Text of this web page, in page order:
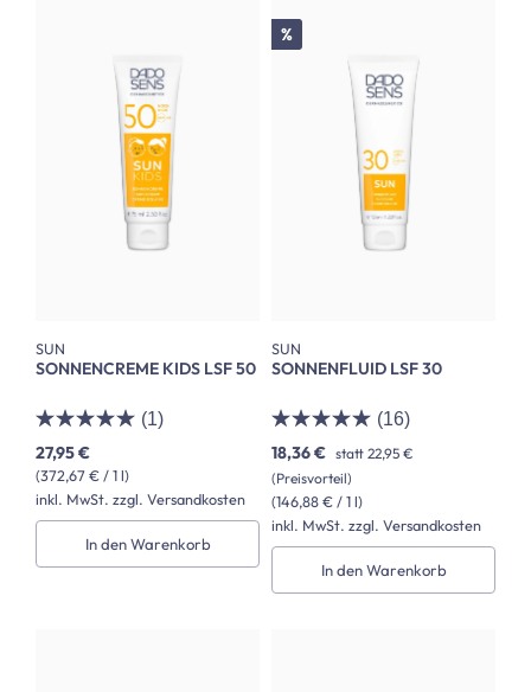
SUN
SONNENCREME KIDS LSF 50
(1)
(372,67 € / 1 l)
27,95 €
inkl. MwSt. zzgl. Versandkosten
In den Warenkorb
Rabatt
%
SUN
SONNENFLUID LSF 30
(16)
(146,88 € / 1 l)
18,36 € statt 22,95 €
(Preisvorteil)
inkl. MwSt. zzgl. Versandkosten
In den Warenkorb